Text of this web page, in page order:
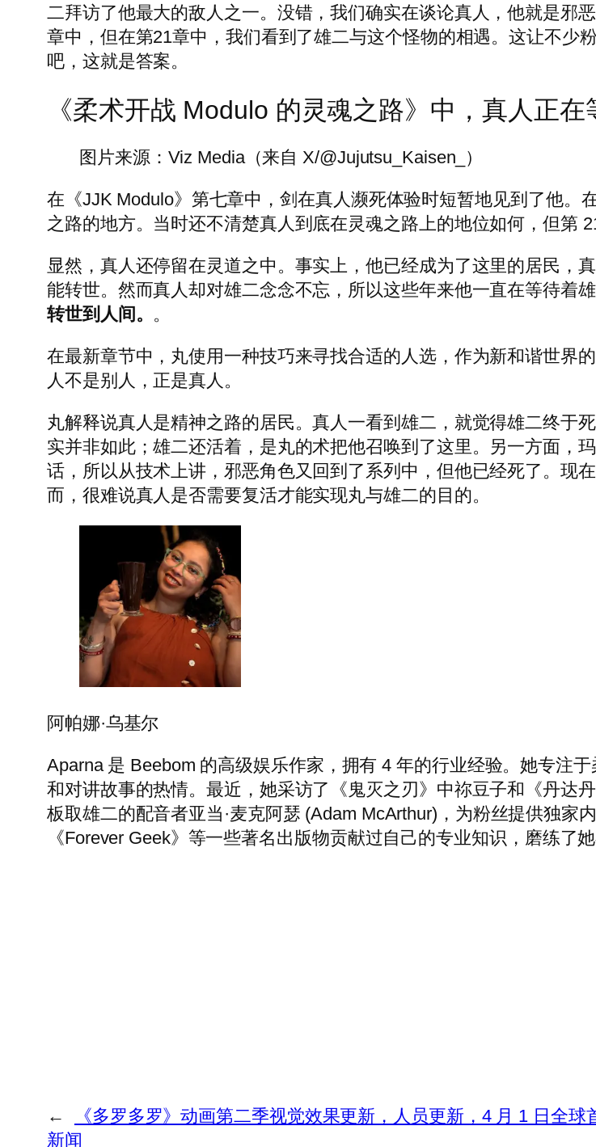
二拜访了他最大的敌人之一。没错，我们确实在谈论真人，他就是邪
章中，但在第21章中，我们看到了雄二与这个怪物的相遇。这让不少
吧，这就是答案。
《柔术开战 Modulo 的灵魂之路》中，真人正在
图片来源：Viz Media（来自 X/@Jujutsu_Kaisen_）
在《JJK Modulo》第七章中，剑在真人濒死体验时短暂地见到了他。
之路的地方。当时还不清楚真人到底在灵魂之路上的地位如何，但第
显然，真人还停留在灵道之中。事实上，他已经成为了这里的居民，
能转世。然而真人却对雄二念念不忘，所以这些年来他一直在等待着
转世到人间。 。
在最新章节中，丸使用一种技巧来寻找合适的人选，作为新和谐世界
人不是别人，正是真人。
丸解释说真人是精神之路的居民。真人一看到雄二，就觉得雄二终于
实并非如此；雄二还活着，是丸的术把他召唤到了这里。另一方面，
话，所以从技术上讲，邪恶角色又回到了系列中，但他已经死了。现
而，很难说真人是否需要复活才能实现丸与雄二的目的。
阿帕娜·乌基尔
Aparna 是 Beebom 的高级娱乐作家，拥有 4 年的行业经验。她专注
和对讲故事的热情。最近，她采访了《鬼灭之刃》中祢豆子和《丹达
板取雄二的配音者亚当·麦克阿瑟 (Adam McArthur)，为粉丝提供独家
《Forever Geek》等一些著名出版物贡献过自己的专业知识，磨练了
←
《多罗多罗》动画第二季视觉效果更新，人员更新，4 月 1 日全球
新闻